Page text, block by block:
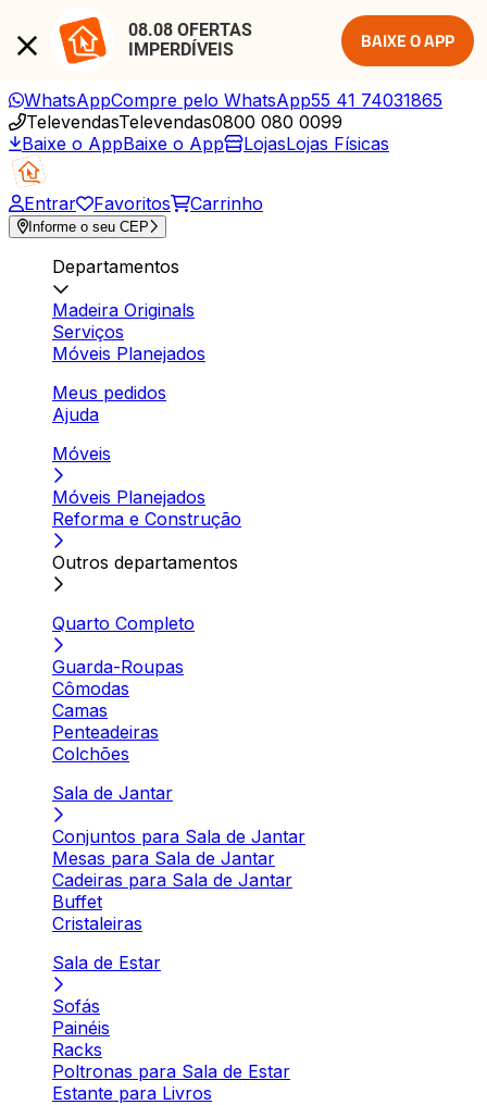
08.08 OFERTAS
IMPERDÍVEIS
BAIXE O APP
WhatsAppCompre pelo WhatsApp55 41 74031865
TelevendasTelevendas0800 080 0099
Baixe o AppBaixe o App LojasLojas Físicas
Entrar Favoritos Carrinho
Informe o seu CEP
Departamentos
Madeira Originals
Serviços
Móveis Planejados
Meus pedidos
Ajuda
Móveis
Móveis Planejados
Reforma e Construção
Outros departamentos
Quarto Completo
Guarda-Roupas
Cômodas
Camas
Penteadeiras
Colchões
Sala de Jantar
Conjuntos para Sala de Jantar
Mesas para Sala de Jantar
Cadeiras para Sala de Jantar
Buffet
Cristaleiras
Sala de Estar
Sofás
Painéis
Racks
Poltronas para Sala de Estar
Estante para Livros